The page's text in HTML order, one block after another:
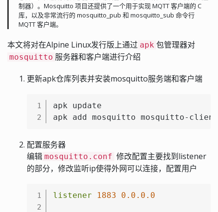
制器）。Mosquitto 项目还提供了一个用于实现 MQTT 客户端的 C
库，以及非常流行的 mosquitto_pub 和 mosquitto_sub 命令行
MQTT 客户端。
本文将对在Alpine Linux发行版上通过 apk 包管理器对
mosquitto 服务器和客户端进行介绍
更新apk仓库列表并安装mosquitto服务端和客户端
1
2
apk update
apk add mosquitto mosquitto-
配置服务器
编辑 mosquitto.conf 修改配置主要找到listener
的部分，修改监听ip使得外网可以连接，配置用户
1
2
listener 1883 0.0 .0 .0